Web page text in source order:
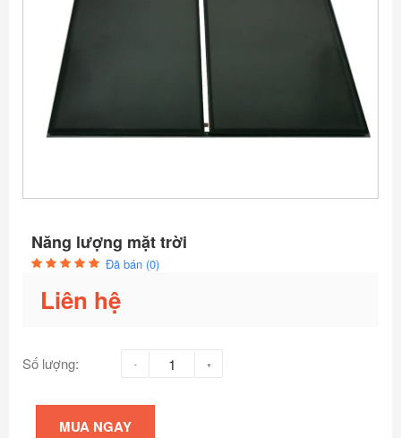
Năng lượng mặt trời
Đã bán (0)
Liên hệ
Số lượng:
MUA NGAY